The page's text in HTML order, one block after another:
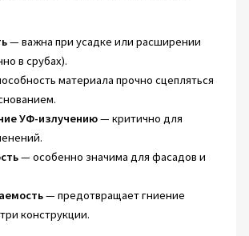
— важна при усадке или расширении
в срубах).
материала прочно сцепляться
УФ-излучению— критично для
— особенно значима для фасадов и
— предотвращает гниение
конструкции.